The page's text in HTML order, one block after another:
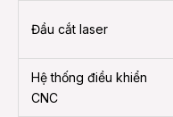
Đầu cắt laser
Hệ thống điều khiển
CNC